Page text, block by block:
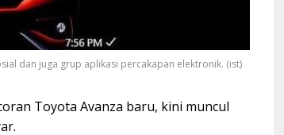
dan juga grup aplikasi percakapan elektronik. (ist)
Toyota Avanza baru, kini muncul